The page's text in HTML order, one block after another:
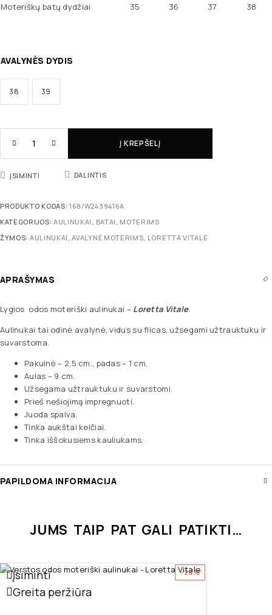
Moteriškų batų dydžiai
35 36 37 38
AVALYNĖS DYDIS
38 39
Į KREPŠELĮ
ĮSIMINTI DALINTIS
PRODUKTO KODAS: 168/W2439416A
KATEGORIJOS: AULINUKAI BATAI MOTERIMS
ŽYMOS: AULINUKAI ,AVALYNĖ MOTERIMS LORETTA VITALE
APRAŠYMAS
Lygios odos moteriški aulinukai –Loretta Vitale.
Aulinukai tai odinė avalynė, vidus su flicas, užsegami užtrauktuku ir
suvarstoma.
Pakulnė – 2,5 cm., padas – 1 cm.
Aulas – 9 cm.
Užsegama užtrauktuku ir suvarstomi.
Prieš nešiojimą impregnuoti.
Juoda spalva.
Tinka aukštai kelčiai.
Tinka iššokusiems kauliukams.
PAPILDOMA INFORMACIJA
JUMS TAIP PAT GALI PATIKTI…
-24%
Įsiminti
Greita peržiūra